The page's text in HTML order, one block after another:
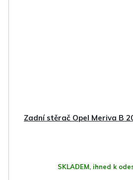
Zadní stěrač Opel Meriva B
SKLADEM, ihned k